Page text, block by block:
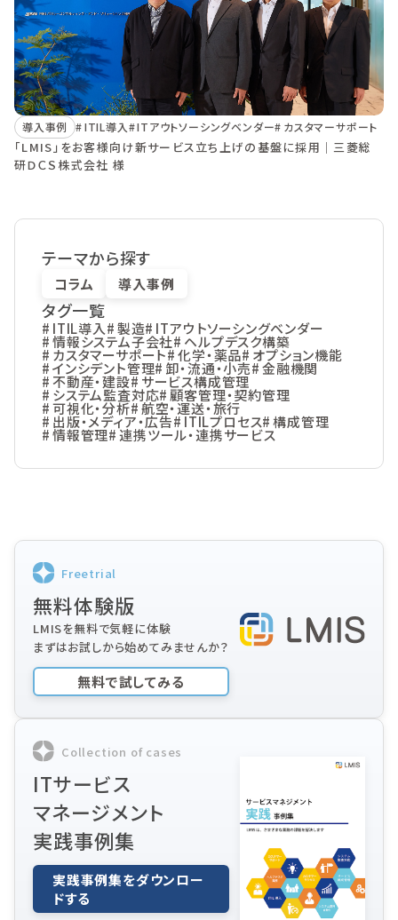
導入事例 ITIL導入 ITアウトソーシングベンダー カスタマーサポート
「LMIS」をお客様向け新サービス立ち上げの基盤に採用｜三菱総
研ＤＣＳ株式会社 様
テーマから探す
コラム 導入事例
タグ一覧
ITIL導入 製造 ITアウトソーシングベンダー
情報システム子会社 ヘルプデスク構築
カスタマーサポート 化学・薬品 オプション機能
インシデント管理 卸・流通・小売 金融機関
不動産・建設 サービス構成管理
システム監査対応 顧客管理・契約管理
可視化・分析 航空・運送・旅行
出版・メディア・広告 ITILプロセス 構成管理
情報管理 連携ツール・連携サービス
Freetrial
無料体験版
LMISを無料で気軽に体験
まずはお試しから始めてみませんか？
無料で試してみる
Collection of cases
ITサービス
マネージメント
実践事例集
実践事例集をダウンロー
ドする